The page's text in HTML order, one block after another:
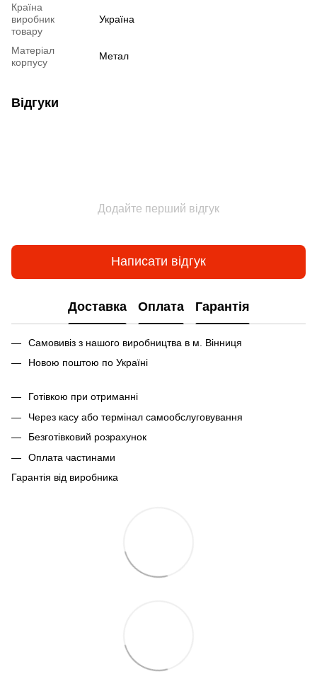
Країна
виробник
товару
Україна
Матеріал
корпусу
Метал
Відгуки
Додайте перший відгук
Написати відгук
Доставка Оплата Гарантія
Самовивіз з нашого виробництва в м. Вінниця
Новою поштою по Україні
Готівкою при отриманні
Через касу або термінал самообслуговування
Безготівковий розрахунок
Оплата частинами
Гарантія від виробника